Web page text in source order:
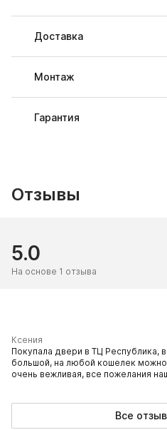
Доставка
Монтаж
Гарантия
Отзывы
5.0
На основе 1 отзыва
Ксения
Покупала двери в ТЦ Республика,
большой, на любой кошелек
очень вежливая, все пожелания
Все